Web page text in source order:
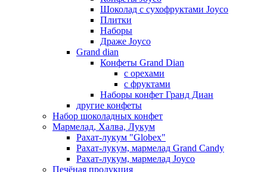
Шоколад с сухофруктами Joyco
Плитки
Наборы
Драже Joyco
Grand dian
Конфеты Grand Dian
с орехами
с фруктами
Наборы конфет Гранд Диан
другие конфеты
Набор шоколадных конфет
Мармелад, Халва, Лукум
Рахат-лукум "Globex"
Рахат-лукум, мармелад Grand Candy
Рахат-лукум, мармелад Joyco
Печёная продукция